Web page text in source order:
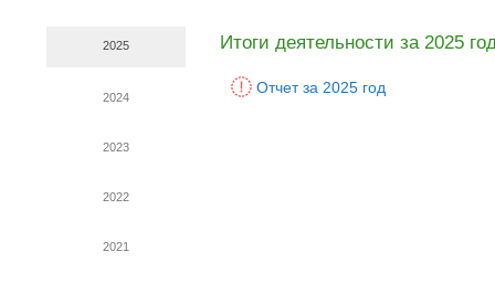
2025
2024
2023
2022
2021
Итоги деятельности за 2025
Отчет за 2025 год